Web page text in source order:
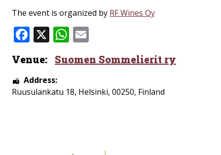
The event is organized by RF Wines Oy
Facebook
X WhatsApp
Venue: Suomen Sommelierit ry
Address:
Ruusulankatu 18, Helsinki, 00250, Finland